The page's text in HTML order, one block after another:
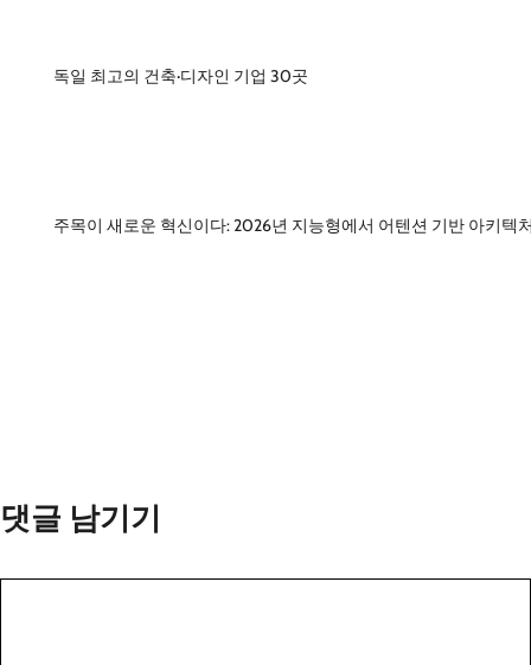
독일 최고의 건축·디자인 기업 30곳
주목이 새로운 혁신이다: 2026년 지능형에서 어텐션 기반 아키텍
댓글 남기기